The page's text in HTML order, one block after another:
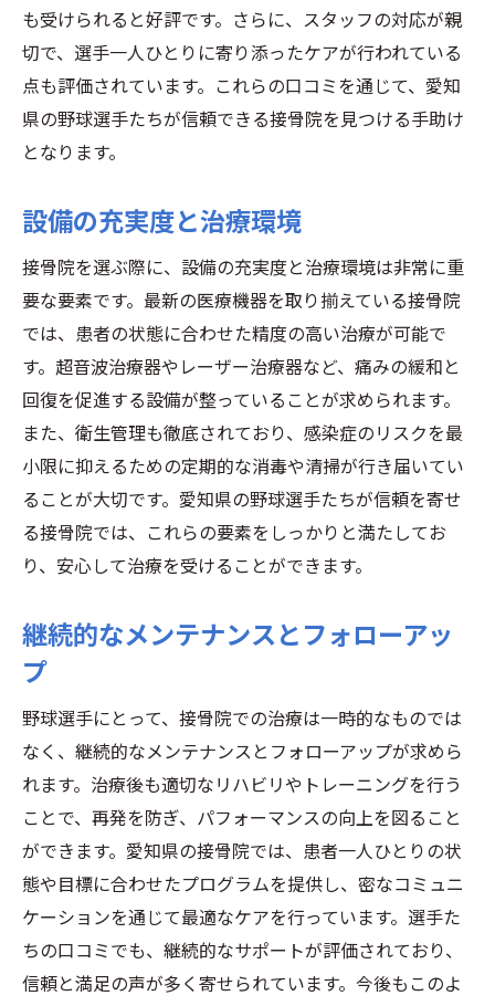
定期的なメンテナンスの重要性
パフォーマンス向上に寄与する予防策
日常的なケアとフォローアップ
予防プログラムの具体例
も受けられると好評です。さらに、スタッフの対応が親
切で、選手一人ひとりに寄り添ったケアが行われている
点も評価されています。これらの口コミを通じて、愛知
県の野球選手たちが信頼できる接骨院を見つける手助け
となります。
設備の充実度と治療環境
接骨院を選ぶ際に、設備の充実度と治療環境は非常に重
要な要素です。最新の医療機器を取り揃えている接骨院
では、患者の状態に合わせた精度の高い治療が可能で
す。超音波治療器やレーザー治療器など、痛みの緩和と
回復を促進する設備が整っていることが求められます。
また、衛生管理も徹底されており、感染症のリスクを最
小限に抑えるための定期的な消毒や清掃が行き届いてい
ることが大切です。愛知県の野球選手たちが信頼を寄せ
る接骨院では、これらの要素をしっかりと満たしてお
り、安心して治療を受けることができます。
継続的なメンテナンスとフォローアッ
プ
野球選手にとって、接骨院での治療は一時的なものでは
なく、継続的なメンテナンスとフォローアップが求めら
れます。治療後も適切なリハビリやトレーニングを行う
ことで、再発を防ぎ、パフォーマンスの向上を図ること
ができます。愛知県の接骨院では、患者一人ひとりの状
態や目標に合わせたプログラムを提供し、密なコミュニ
ケーションを通じて最適なケアを行っています。選手た
ちの口コミでも、継続的なサポートが評価されており、
信頼と満足の声が多く寄せられています。今後もこのよ